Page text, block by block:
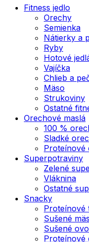
Fitness jedlo
Orechy
Semienka
Nátierky a
Ryby
Hotové
Vajíčka
Chlieb a
Mäso
Strukoviny
Ostatné
Orechové maslá
100 %
Sladké
Proteínové
Superpotraviny
Zelené
Vláknina
Ostatné
Snacky
Proteínové
Sušené
Sušené
Proteínové